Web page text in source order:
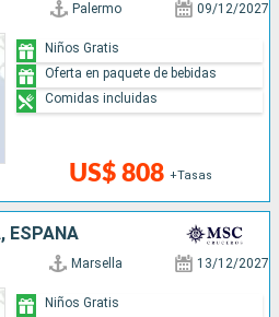
Palermo 09/12/2027
US$ 808 +Tasas
Niños Gratis
Oferta en paquete de bebidas
Comidas incluidas
ESPAÑA
Marsella 13/12/2027
Niños Gratis